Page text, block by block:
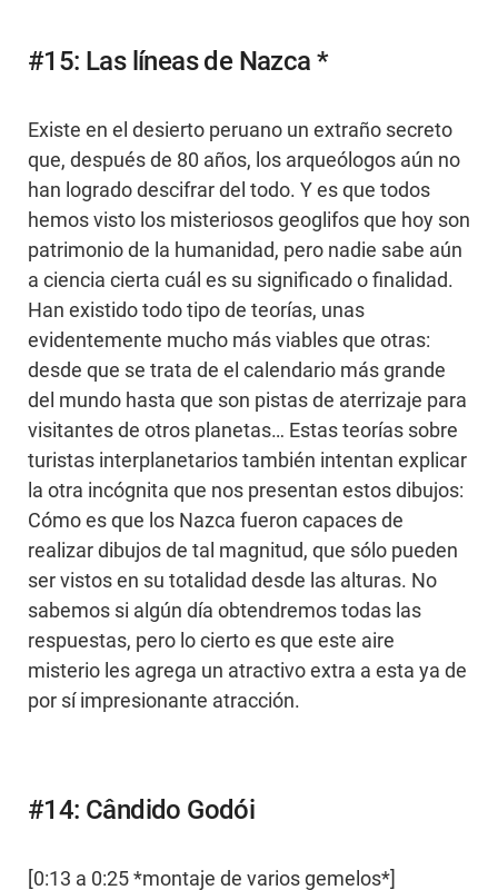
#15: Las líneas de Nazca *
Existe en el desierto peruano un extraño secreto
que, después de 80 años, los arqueólogos aún no
han logrado descifrar del todo. Y es que todos
hemos visto los misteriosos geoglifos que hoy son
patrimonio de la humanidad, pero nadie sabe aún
a ciencia cierta cuál es su significado o finalidad.
Han existido todo tipo de teorías, unas
evidentemente mucho más viables que otras:
desde que se trata de el calendario más grande
del mundo hasta que son pistas de aterrizaje para
visitantes de otros planetas… Estas teorías sobre
turistas interplanetarios también intentan explicar
la otra incógnita que nos presentan estos dibujos:
Cómo es que los Nazca fueron capaces de
realizar dibujos de tal magnitud, que sólo pueden
ser vistos en su totalidad desde las alturas. No
sabemos si algún día obtendremos todas las
respuestas, pero lo cierto es que este aire
misterio les agrega un atractivo extra a esta ya de
por sí impresionante atracción.
#14: Cândido Godói
[0:13 a 0:25 *montaje de varios gemelos*]